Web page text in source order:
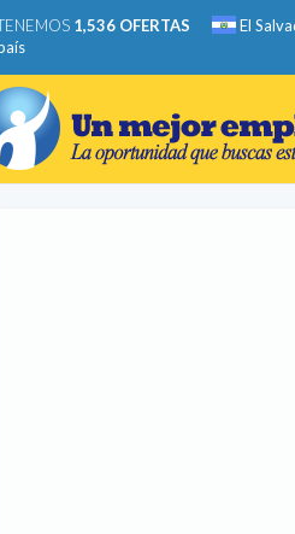
1,536 OFERTAS El